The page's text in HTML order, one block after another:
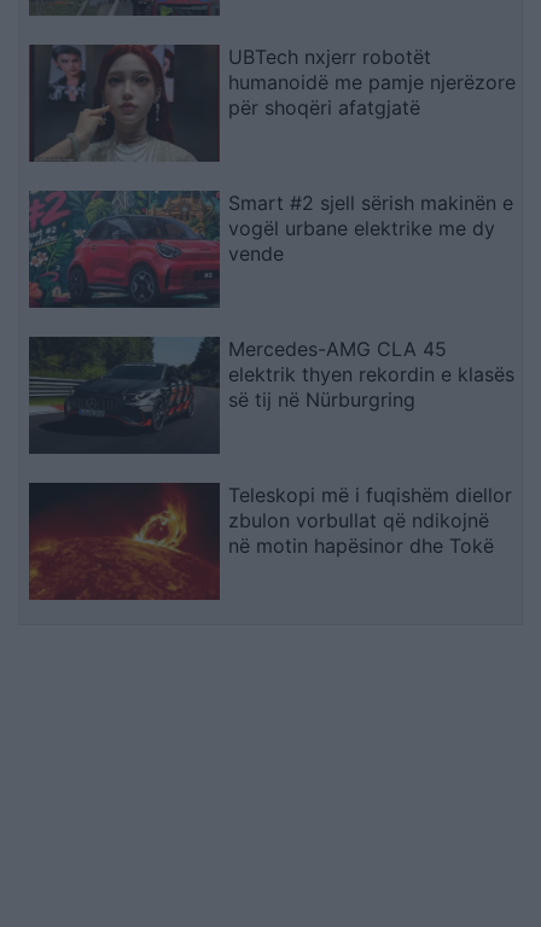
UBTech nxjerr robotët
humanoidë me pamje njerëzore
për shoqëri afatgjatë
Smart #2 sjell sërish makinën e
vogël urbane elektrike me dy
vende
Mercedes-AMG CLA 45
elektrik thyen rekordin e klasës
së tij në Nürburgring
Teleskopi më i fuqishëm diellor
zbulon vorbullat që ndikojnë
në motin hapësinor dhe Tokë